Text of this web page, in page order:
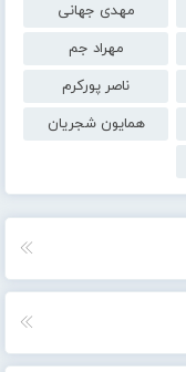
مهدی جهانی
مهراد جم
ناصر پورکرم
همایون شجریان